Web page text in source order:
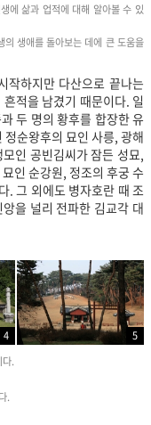
에 삶과 업적에 대해 알아볼 수 있
생애를 돌아보는 데에 큰 도움을
작하지만 다산으로 끝나는
적을 남겼기 때문이다. 일
두 명의 황후를 합장한 유
순왕후의 묘인 사릉, 광해
인 공빈김씨가 잠든 성묘,
인 순강원, 정조의 후궁 수
. 그 외에도 병자호란 때 조
을 널리 전파한 김교각 대
4
5
다.
.